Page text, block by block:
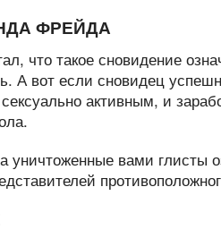
ФРЕЙДА
что такое сновидение
А вот если сновидец
активным, и